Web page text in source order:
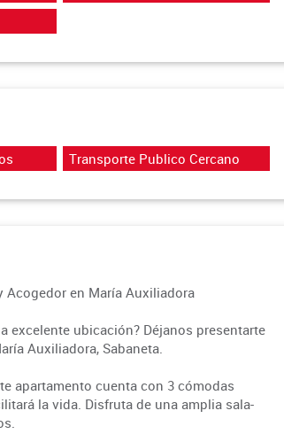
Transporte Publico Cercano
Acogedor en María Auxiliadora
excelente ubicación? Déjanos presentarte
Auxiliadora, Sabaneta.
apartamento cuenta con 3 cómodas
la vida. Disfruta de una amplia sala-